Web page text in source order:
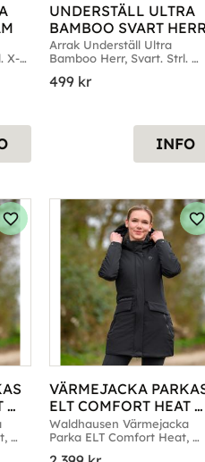
X-
UNDERSTÄLL ULTRA
BAMBOO SVART HERR
Arrak Underställ Ultra
Bamboo Herr, Svart. Strl.
499kr
INFO
Lägg till i favoriter
VÄRMEJACKA
ELT COMFORT HEAT
SVART M
Waldhausen Värmejacka
Parka ELT Comfort Heat,